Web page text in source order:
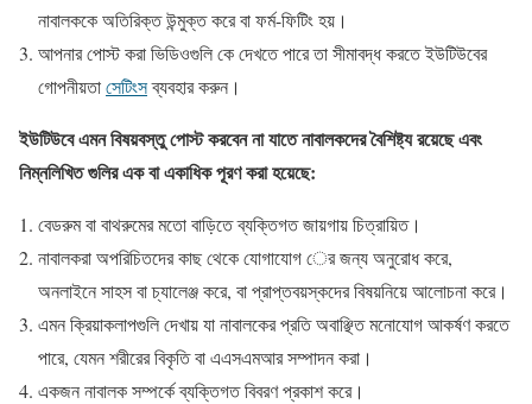
নাবালককে অতিরিক্ত উন্মুক্ত করে বা ফর্ম-ফিটিং হয়।
আপনার পোস্ট করা ভিডিওগুলি কে দেখতে পারে তা সীমাবদ্ধ করতে ইউটিউবের
গোপনীয়তাসেটিংসব্যবহার করুন।
ইউটিউবে এমন বিষয়বস্তু পোস্ট করবেন না যাতে নাবালকদের বৈশিষ্ট্য রয়েছে এবং
নিম্নলিখিত গুলির এক বা একাধিক পূরণ করা হয়েছে:
বেডরুম বা বাথরুমের মতো বাড়িতে ব্যক্তিগত জায়গায় চিত্রায়িত।
নাবালকরা অপরিচিতদের কাছ থেকে যোগাযোগ ের জন্য অনুরোধ করে,
অনলাইনে সাহস বা চ্যালেঞ্জ করে, বা প্রাপ্তবয়স্কদের বিষয়নিয়ে আলোচনা করে।
এমন ক্রিয়াকলাপগুলি দেখায় যা নাবালকের প্রতি অবাঞ্ছিত মনোযোগ আকর্ষণ করতে
পারে, যেমন শরীরের বিকৃতি বা এএসএমআর সম্পাদন করা।
একজন নাবালক সম্পর্কে ব্যক্তিগত বিবরণ প্রকাশ করে।